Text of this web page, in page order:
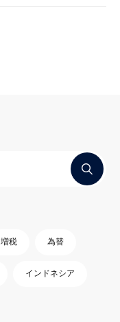
増税 為替
インドネシア